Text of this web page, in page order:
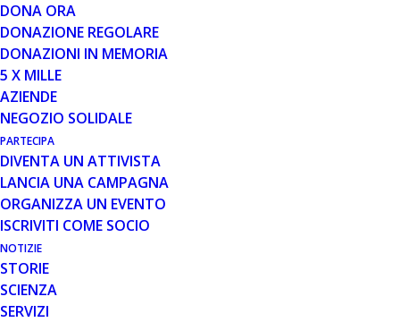
DONA ORA
DONAZIONE REGOLARE
DONAZIONI IN MEMORIA
5 X MILLE
AZIENDE
NEGOZIO SOLIDALE
PARTECIPA
DIVENTA UN ATTIVISTA
LANCIA UNA CAMPAGNA
ORGANIZZA UN EVENTO
ISCRIVITI COME SOCIO
NOTIZIE
STORIE
SCIENZA
SERVIZI
Parent Project12052014_001
New Team Karting Indoor di Pordenone, organizzata da
Karting Club Potenza Rossa., per Parent Project